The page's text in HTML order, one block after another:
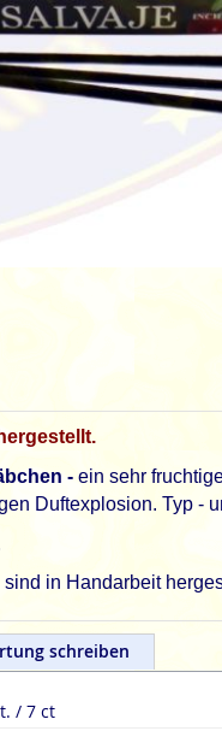
- ein sehr
Duftexplosion. Typ -
in Handarbeit
/ 7 ct
schreiben